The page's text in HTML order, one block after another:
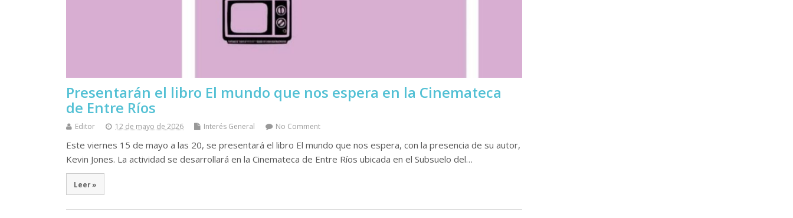
Presentarán el libro El mundo que nos espera en la Cinemateca
de Entre Ríos
Editor 12 de mayo de 2026 Interés General No Comment
Este viernes 15 de mayo a las 20, se presentará el libro El mundo que nos espera, con la presencia de su autor,
Kevin Jones. La actividad se desarrollará en la Cinemateca de Entre Ríos ubicada en el Subsuelo del…
Leer »